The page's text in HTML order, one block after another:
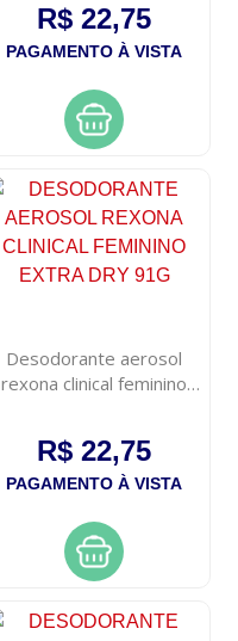
R$ 22,75
PAGAMENTO À VISTA
Desodorante aerosol
rexona clinical feminino
R$ 22,75
PAGAMENTO À VISTA